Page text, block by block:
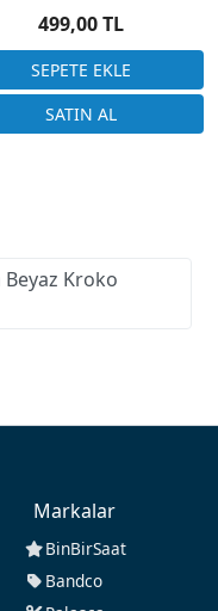
499,00 TL
Kroko
Markalar
BinBirSaat
Bandco